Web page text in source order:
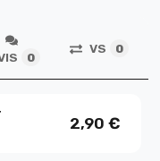
0
VS 0
2,90 €